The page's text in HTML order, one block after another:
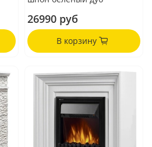
26990 руб
В корзину